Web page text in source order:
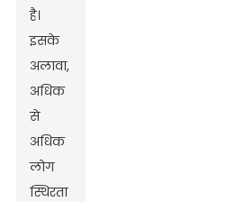
है।
इसके
अलावा,
अधिक
से
अधिक
लोग
स्थिरता